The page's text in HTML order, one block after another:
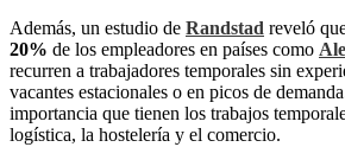
Además, un estudio de Randstad reveló
20% de los empleadores en países como
recurren a trabajadores temporales sin
vacantes estacionales o en picos de
importancia que tienen los trabajos
logística, la hostelería y el comercio.